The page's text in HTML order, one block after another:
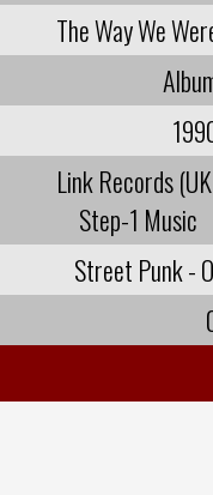
The Way We
Link Records
Step-1 Music
Street Punk -